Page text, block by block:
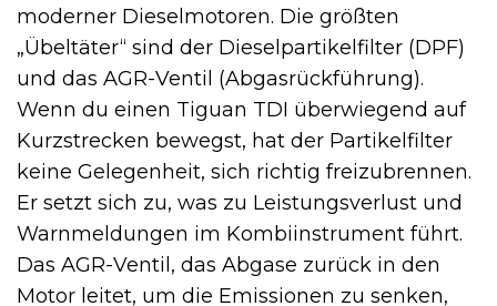
moderner Dieselmotoren. Die größten
„Übeltäter“ sind der Dieselpartikelfilter (DPF)
und das AGR-Ventil (Abgasrückführung).
Wenn du einen Tiguan TDI überwiegend auf
Kurzstrecken bewegst, hat der Partikelfilter
keine Gelegenheit, sich richtig freizubrennen.
Er setzt sich zu, was zu Leistungsverlust und
Warnmeldungen im Kombiinstrument führt.
Das AGR-Ventil, das Abgase zurück in den
Motor leitet, um die Emissionen zu senken,